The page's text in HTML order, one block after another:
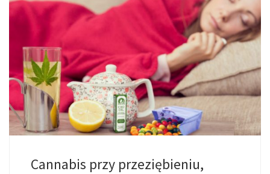
Zima to pora roku, w której wielu z nas zmaga […]
Cannabis przy przeziębieniu,